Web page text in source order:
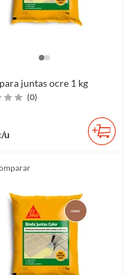
juntas ocre 1 kg
(0)
u